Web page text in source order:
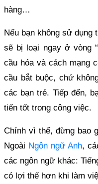
hàng…
Nếu bạn không sử dụng
sẽ bị loại ngay ở vòng
cầu hóa và cách mạng
cầu bắt buộc, chứ
các bạn trẻ. Tiếp đến,
tiến tốt trong công việc.
Chính vì thế, đừng bao
Ngoài Ngôn ngữ Anh,
các ngôn ngữ khác:
có lợi thế hơn khi làm